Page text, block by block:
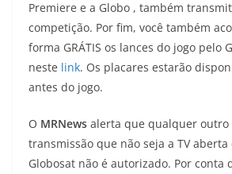
Premiere e a Globo , também
competição. Por fim, você também
forma GRÁTIS os lances do jogo pelo
neste link. Os placares estarão
antes do jogo.
O MRNews alerta que qualquer outro
transmissão que não seja a TV
Globosat não é autorizado. Por conta